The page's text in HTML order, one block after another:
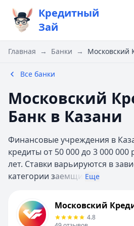
Кредитный
Зай
Главная → Банки → Московский
Все банки
Московский
Банк в Казани
Финансовые учреждения в
кредиты от 50 000 до 3 000 000
лет. Ставки варьируются в
категории заемщи Еще
Кредиты
Отзывы
Московский
4.8